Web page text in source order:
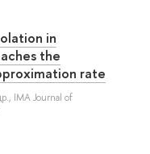
in
the
rate
, IMA Journal of